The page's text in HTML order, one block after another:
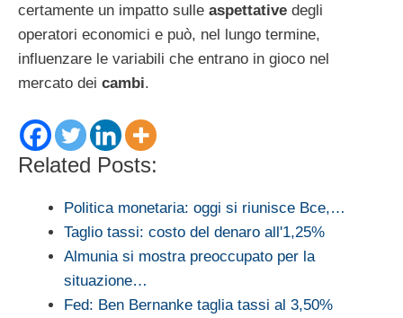
certamente un impatto sulle aspettative degli
operatori economici e può, nel lungo termine,
influenzare le variabili che entrano in gioco nel
mercato dei cambi.
Related Posts:
Politica monetaria: oggi si riunisce Bce,…
Taglio tassi: costo del denaro all'1,25%
Almunia si mostra preoccupato per la
situazione…
Fed: Ben Bernanke taglia tassi al 3,50%